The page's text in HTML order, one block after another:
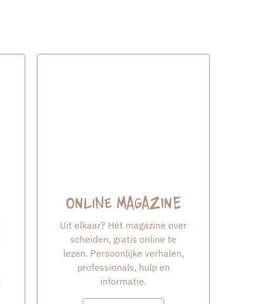
Online Magazine
Uit elkaar? Hét magazine over
scheiden, gratis online te
lezen. Persoonlijke verhalen,
professionals, hulp en
informatie.